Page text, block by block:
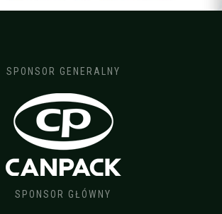
SPONSOR GENERALNY
SPONSOR GŁÓWNY